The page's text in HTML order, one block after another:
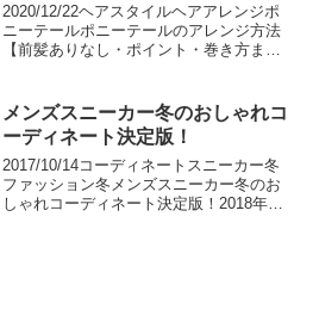
2020/12/22ヘアスタイルヘアアレンジポ
ニーテールポニーテールのアレンジ方法
【前髪ありなし・ポイント・巻き方ま
やすくすっきりしていながらも、揺れる
毛先が可愛らしく...
メンズスニーカー冬のおしゃれコ
ーディネート決定版！
2017/10/14コーディネートスニーカー冬
ファッション冬メンズスニーカー冬のお
しゃれコーディネート決定版！2018年大